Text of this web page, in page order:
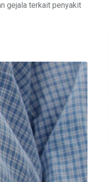
gejala terkait penyakit